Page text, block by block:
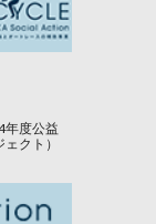
年度公益
クト）